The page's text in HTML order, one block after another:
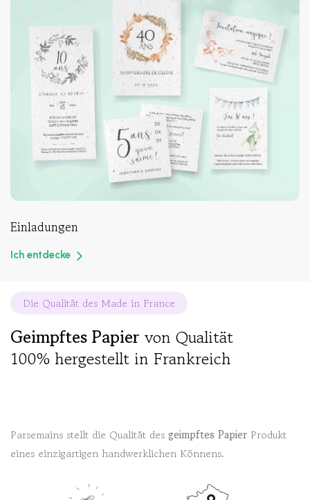
Einladungen
Ich entdecke
Die Qualität des Made in France
Geimpftes Papier von Qualität
100% hergestellt in Frankreich
Parsemains stellt die Qualität des geimpftes Papier Produkt
eines einzigartigen handwerklichen Könnens.